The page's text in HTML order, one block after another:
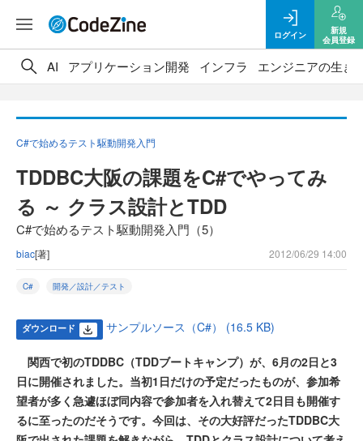
ログイン
新規
会員登録
AI アプリケーション開発 インフラ エンジニアの生き
C#で始めるテスト駆動開発入門
TDDBC大阪の課題をC#でやってみ
る ～ クラス設計とTDD
C#で始めるテスト駆動開発入門（5）
biac[著] 2012/06/29 14:00
C# 開発／設計／テスト
ダウンロード サンプルソース（C#） (16.5 KB)
関西で初のTDDBC（TDDブートキャンプ）が、6月の2日と3
日に開催されました。当初1日だけの予定だったものが、参加希
望者が多く急遽ほぼ同内容で参加者を入れ替えて2日目も開催す
るに至ったのだそうです。今回は、その大好評だったTDDBC大